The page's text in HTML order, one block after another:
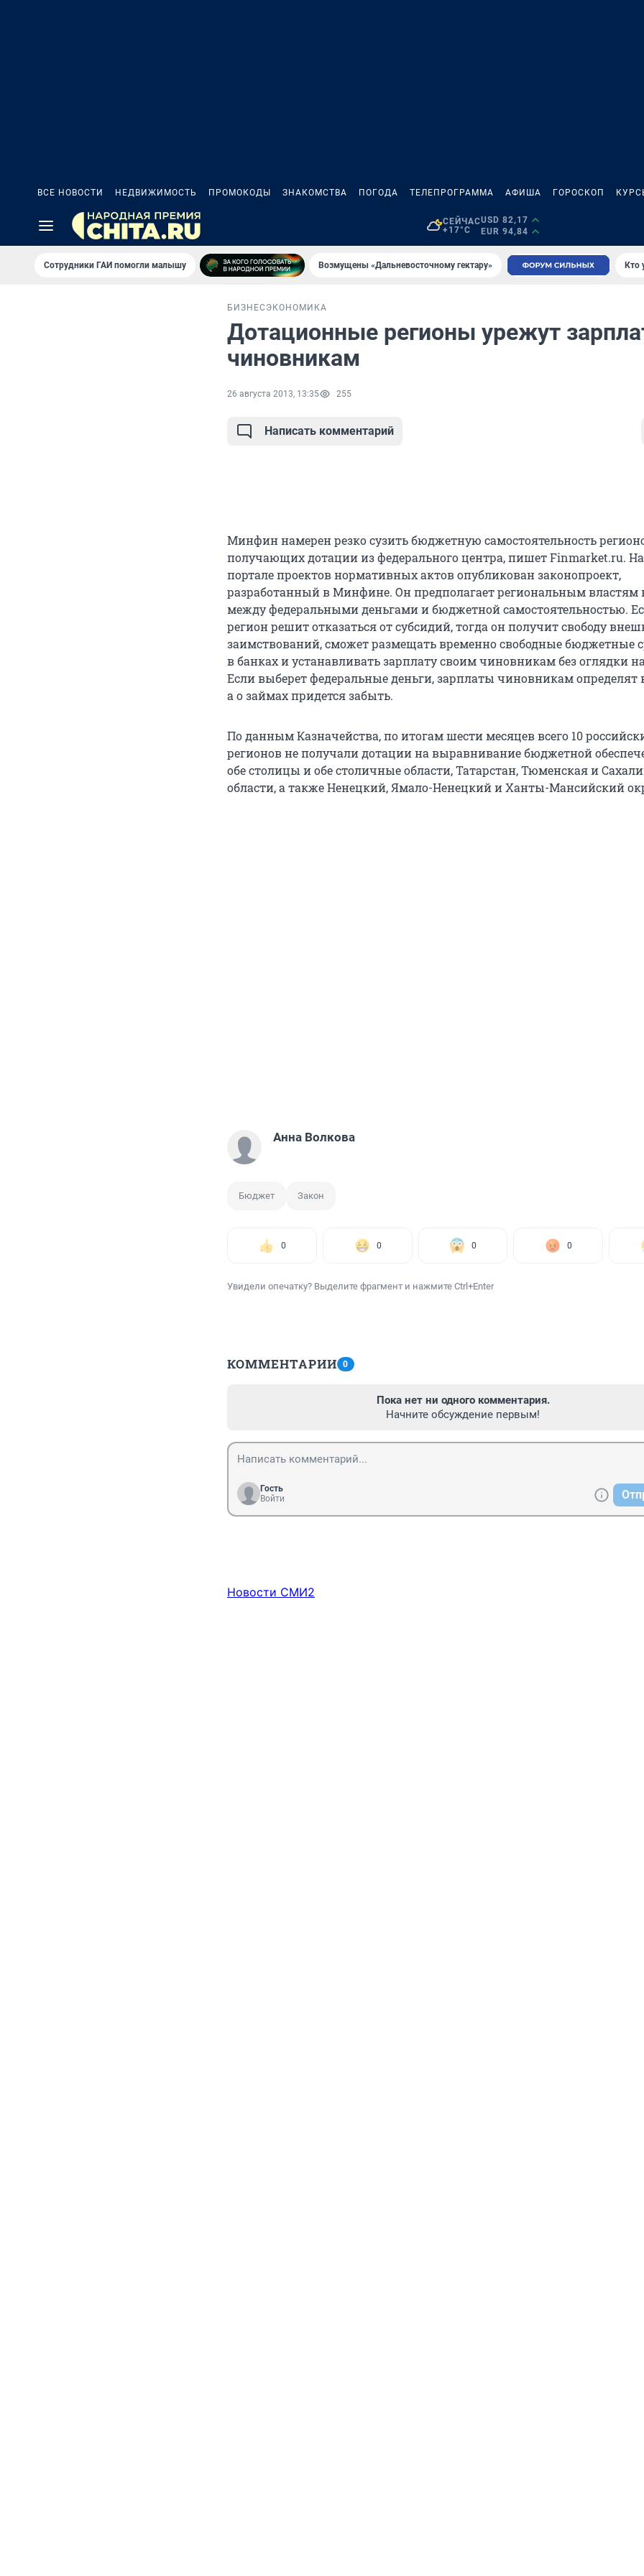
ВСЕ НОВОСТИ НЕДВИЖИМОСТЬ ПРОМОКОДЫ ЗНАКОМСТВА ПОГОДА ТЕЛЕПРОГРАММА АФИША ГОРОСКОП
СЕЙЧАС
+17°C
USD 82,17
EUR 94,84
Сотрудники ГАИ помогли малышу Возмущены «Дальневосточному гектару» Кто
БИЗНЕС ЭКОНОМИКА
Дотационные регионы урежут
чиновникам
26 августа 2013, 13:35 255
Написать комментарий
Минфин намерен резко сузить бюджетную самостоятельность
получающих дотации из федерального центра, пишет Finmarket.ru.
портале проектов нормативных актов опубликован законопроект,
разработанный в Минфине. Он предполагает региональным властям
между федеральными деньгами и бюджетной самостоятельностью.
регион решит отказаться от субсидий, тогда он получит свободу
заимствований, сможет размещать временно свободные бюджетные
в банках и устанавливать зарплату своим чиновникам без оглядки
Если выберет федеральные деньги, зарплаты чиновникам определят
а о займах придется забыть.
По данным Казначейства, по итогам шести месяцев всего 10
регионов не получали дотации на выравнивание бюджетной
обе столицы и обе столичные области, Татарстан, Тюменская и
области, а также Ненецкий, Ямало-Ненецкий и Ханты-Мансийский
Анна Волкова
Бюджет Закон
0 0 0 0
Увидели опечатку? Выделите фрагмент и нажмите Ctrl+Enter
КОММЕНТАРИИ 0
Пока нет ни одного комментария.
Начните обсуждение первым!
Гость
Войти
Новости СМИ2